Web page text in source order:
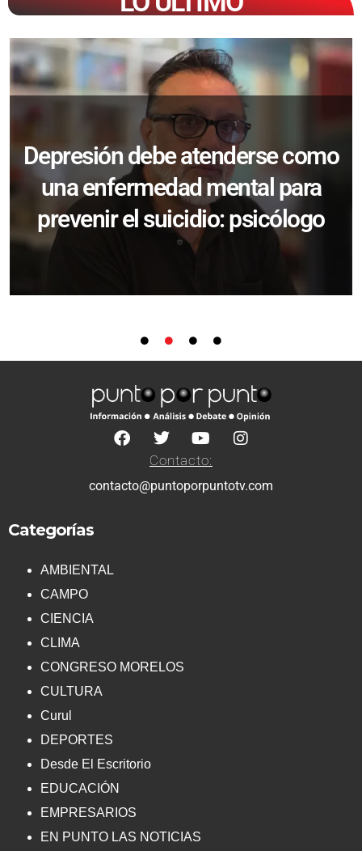
Depresión debe atenderse como
una enfermedad mental para
prevenir el suicidio: psicólogo
Contacto:
contacto@puntoporpuntotv.com
Categorías
AMBIENTAL
CAMPO
CIENCIA
CLIMA
CONGRESO MORELOS
CULTURA
Curul
DEPORTES
Desde El Escritorio
EDUCACIÓN
EMPRESARIOS
EN PUNTO LAS NOTICIAS